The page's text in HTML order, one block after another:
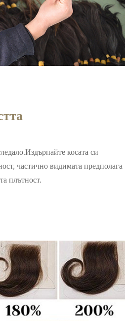
косата си
частично видимата предполага
плътност.